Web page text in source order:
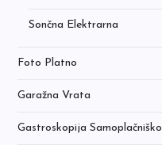
Sončna Elektrarna
Foto Platno
Garažna Vrata
Gastroskopija Samoplačniško